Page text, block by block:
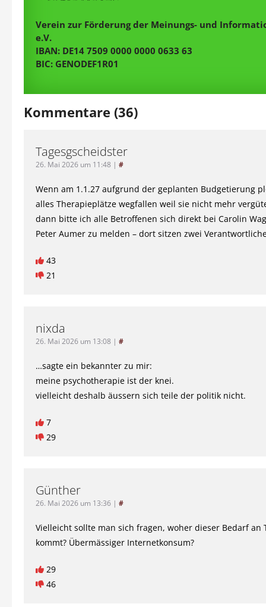
Verein zur Förderung der Meinungs- und
e.V.
IBAN: DE14 7509 0000 0000 0633 63
BIC: GENODEF1R01
Kommentare (36)
Tagesgscheidster
26. Mai 2026 um 11:48 | #
Wenn am 1.1.27 aufgrund der geplanten Budgetierung
alles Therapieplätze wegfallen weil sie nicht mehr
dann bitte ich alle Betroffenen sich direkt bei Carolin
Peter Aumer zu melden – dort sitzen zwei
43
21
nixda
26. Mai 2026 um 13:08 | #
…sagte ein bekannter zu mir:
meine psychotherapie ist der knei.
vielleicht deshalb äussern sich teile der politik nicht.
7
29
Günther
26. Mai 2026 um 13:36 | #
Vielleicht sollte man sich fragen, woher dieser Bedarf an
kommt? Übermässiger Internetkonsum?
29
46